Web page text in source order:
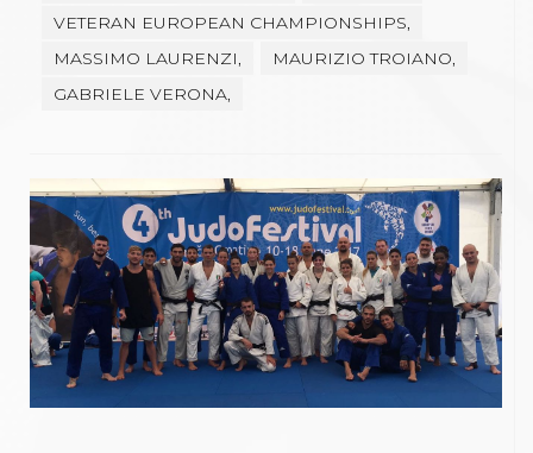
VETERAN EUROPEAN CHAMPIONSHIPS,
MASSIMO LAURENZI,
MAURIZIO TROIANO,
GABRIELE VERONA,